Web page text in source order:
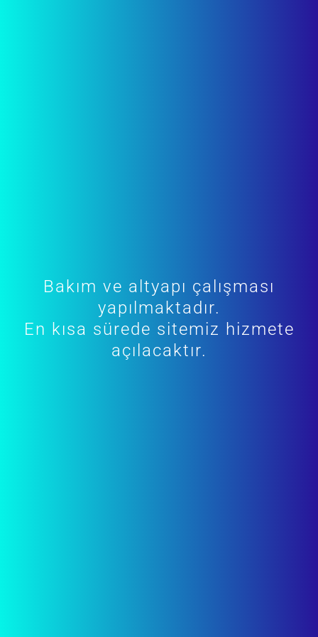
Bakım ve altyapı çalışması
yapılmaktadır.
En kısa sürede sitemiz hizmete
açılacaktır.